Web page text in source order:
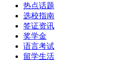
热点话题
选校指南
签证资讯
奖学金
语言考试
留学生活